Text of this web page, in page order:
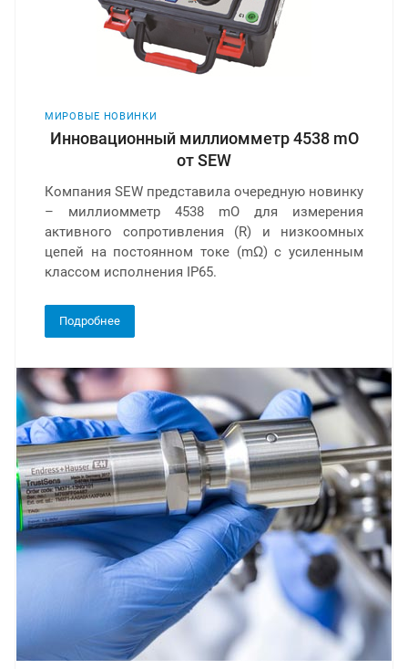
МИРОВЫЕ НОВИНКИ
Инновационный миллиомметр 4538 mO
от SEW
Компания SEW представила очередную новинку
– миллиомметр 4538 mO для измерения
активного сопротивления (R) и низкоомных
цепей на постоянном токе (mΩ) с усиленным
классом исполнения IP65.
Подробнее